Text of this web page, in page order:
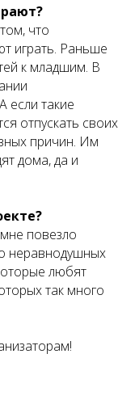
что
играть. Раньше
к младшим. В
если такие
отпускать своих
причин. Им
дома, да и
повезло
неравнодушных
любят
так много